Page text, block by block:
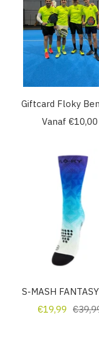
Giftcard Floky
Verkoopprijs
Vanaf €10,00
S-MASH
Verkoopprijs
€19,99